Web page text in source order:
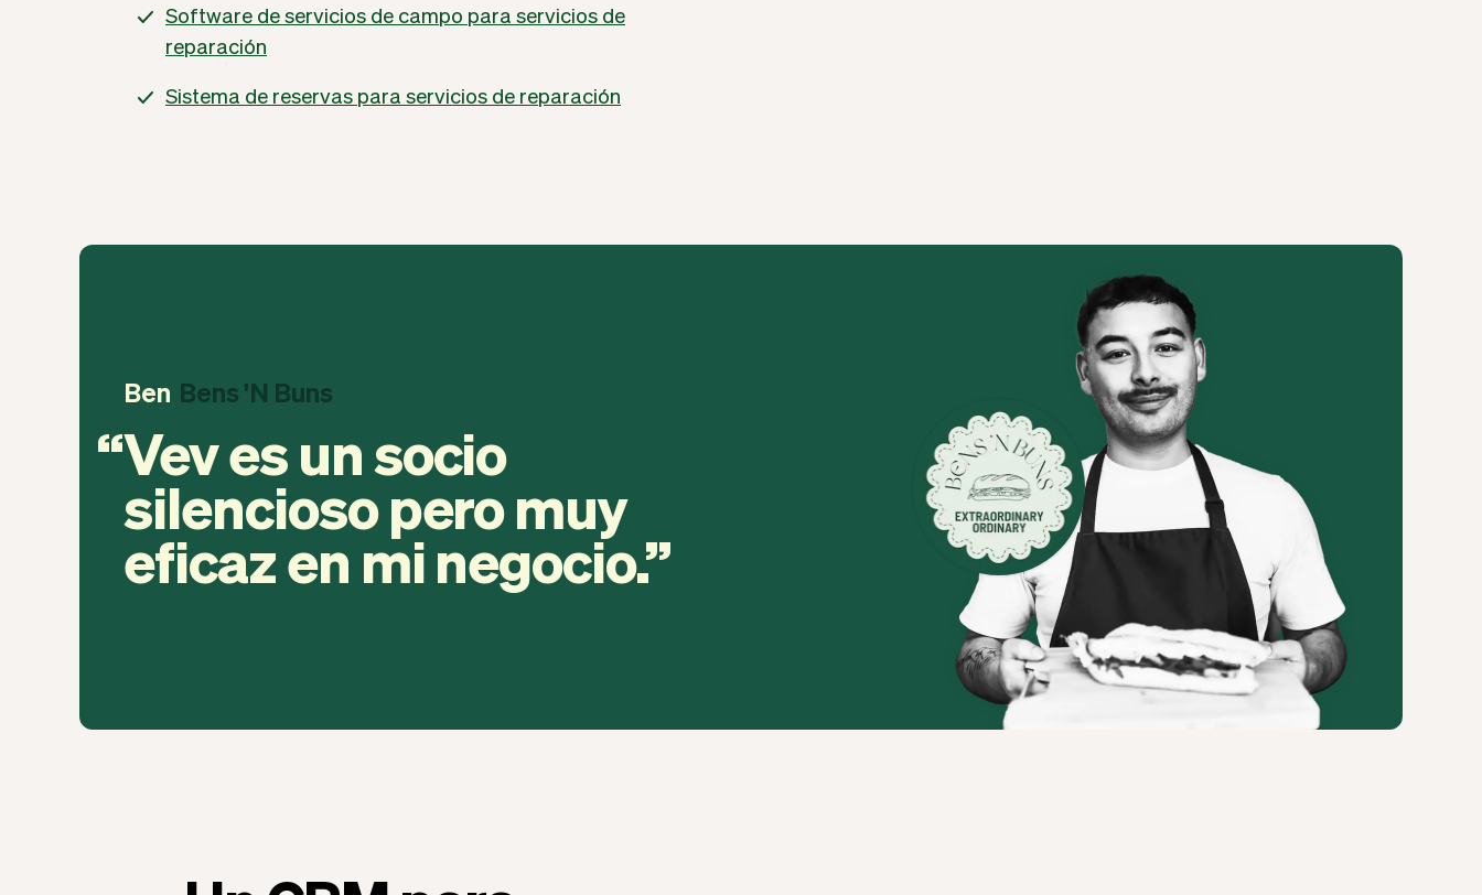
Software de servicios de campo para servicios de
reparación
Sistema de reservas para servicios de reparación
Ben Bens 'N Buns
Vev es un socio
silencioso pero muy
eficaz en mi negocio.